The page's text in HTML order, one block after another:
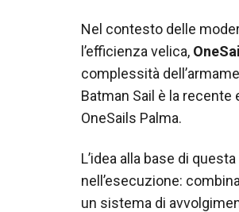
Nel contesto delle
l’efficienza velica,
complessità
Batman Sail è la
OneSails Palma.
L’idea alla base di
nell’esecuzione:
un sistema di